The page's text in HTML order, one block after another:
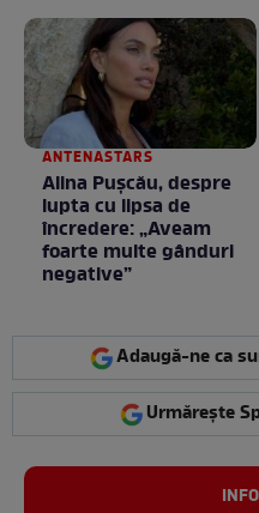
ANTENASTARS
Alina Pușcău, despre
lupta cu lipsa de
încredere: „Aveam
foarte multe gânduri
negative”
Adaugă-ne ca
Urmărește